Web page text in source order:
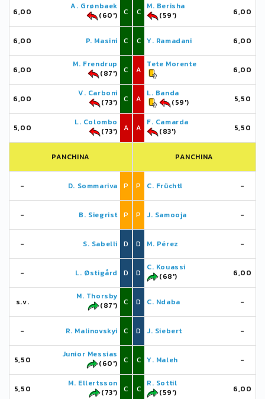
6,00
A. Grønbaek
(60')
C
6,00 P. Masini C
6,00
M. Frendrup
(87')
C
6,00
V. Carboni
(73')
C
5,00
L. Colombo
(73')
A
PANCHINA
- D. Sommariva P
- B. Siegrist P
- S. Sabelli D
- L. Østigård D
s.v.
M. Thorsby
(87')
C
- R. Malinovskyi C
5,50
Junior Messias
(60')
C
5,50
M. Ellertsson
(73')
C
C
M. Berisha
(59')
6,00
C Y. Ramadani 6,00
A
Tete Morente
6,00
A
L. Banda
(59')
5,50
A
F. Camarda
(83')
5,50
PANCHINA
P C. Früchtl -
P J. Samooja -
D M. Pérez -
D
C. Kouassi
(68')
6,00
D C. Ndaba -
D J. Siebert -
C Y. Maleh -
C
R. Sottil
(59')
6,00